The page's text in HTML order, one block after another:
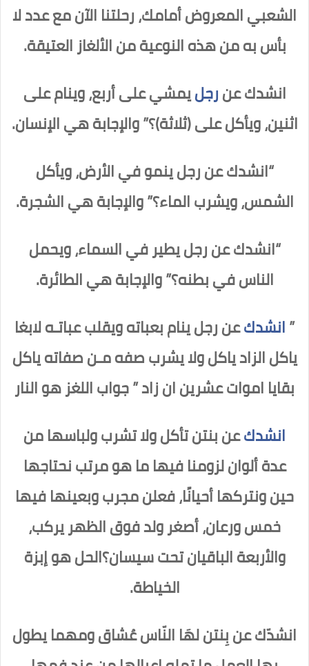
الشعبي المعروض أمامك، رحلتنا الآن مع عدد لا
بأس به من هذه النوعية من الألغاز العتيقة.
انشدك عنرجليمشي على أربع، وينام على
اثنين، ويأكل على (ثلاثة)؟” والإجابة هي الإنسان.
“انشدك عن رجل ينمو في الأرض، ويأكل
الشمس، ويشرب الماء؟” والإجابة هي الشجرة.
“انشدك عن رجل يطير في السماء، ويحمل
الناس في بطنه؟” والإجابة هي الطائرة.
”انشدكعن رجل ينام بعباته ويقلب عباتـه لابغا
ياكل الزاد ياكل ولا يشرب صفه مـن صفاته ياكل
بقايا اموات عشرين ان زاد ” جواب اللغز هو النار
انشدكعن بنتن تأكل ولا تشرب ولباسها من
عدة ألوان لزومنا فيها ما هو مرتب نحتاجها
حين ونتركها أحيانًا، فعلن مجرب وبعينها فيها
خمس ورعان، أصغر ولد فوق الظهر يركب،
والأربعة الباقيان تحت سيسان؟الحل هو إبزة
الخياطة.
انشدّك عن بِنتن لهَا النّاس عُشاق ومهما يطول